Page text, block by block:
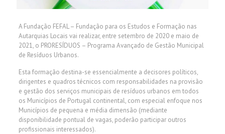
A Fundação FEFAL – Fundação para os Estudos e Formação nas
Autarquias Locais vai realizar, entre setembro de 2020 e maio de
2021, o PRORESÍDUOS – Programa Avançado de Gestão Municipal
de Resíduos Urbanos.
Esta formação destina-se essencialmente a decisores políticos,
dirigentes e quadros técnicos com responsabilidades na provisão
e gestão dos serviços municipais de resíduos urbanos em todos
os Municípios de Portugal continental, com especial enfoque nos
Municípios de pequena e média dimensão (mediante
disponibilidade pontual de vagas, poderão participar outros
profissionais interessados).